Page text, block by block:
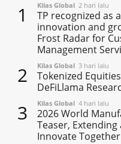
1 Kilas Global 2 hari lalu
TP recognized as
innovation and
Frost Radar for
Management
2 Kilas Global 3 hari lalu
Tokenized
DeFiLlama
3 Kilas Global 4 hari lalu
2026 World
Teaser,
Innovate Together